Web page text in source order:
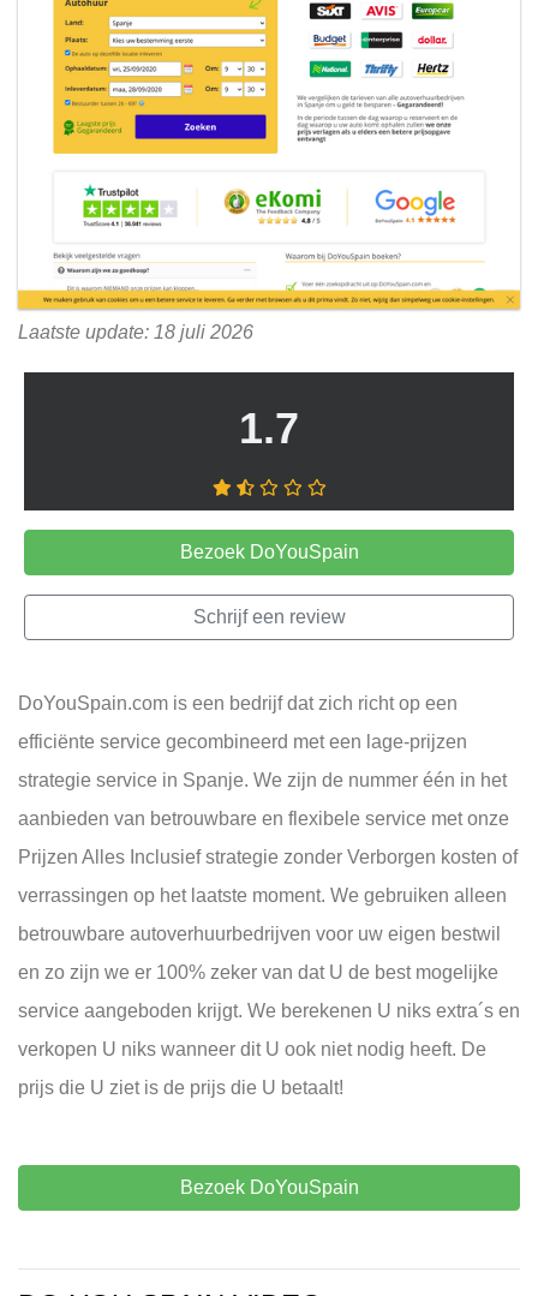
Laatste update: 18 juli 2026
1.7
Bezoek DoYouSpain
Schrijf een review
DoYouSpain.com is een bedrijf dat zich richt op een
efficiënte service gecombineerd met een lage-prijzen
strategie service in Spanje. We zijn de nummer één in het
aanbieden van betrouwbare en flexibele service met onze
Prijzen Alles Inclusief strategie zonder Verborgen kosten of
verrassingen op het laatste moment. We gebruiken alleen
betrouwbare autoverhuurbedrijven voor uw eigen bestwil
en zo zijn we er 100% zeker van dat U de best mogelijke
service aangeboden krijgt. We berekenen U niks extra´s en
verkopen U niks wanneer dit U ook niet nodig heeft. De
prijs die U ziet is de prijs die U betaalt!
Bezoek DoYouSpain